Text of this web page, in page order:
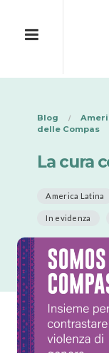
Blog
delle Compas
La cura
America Latina
In evidenza